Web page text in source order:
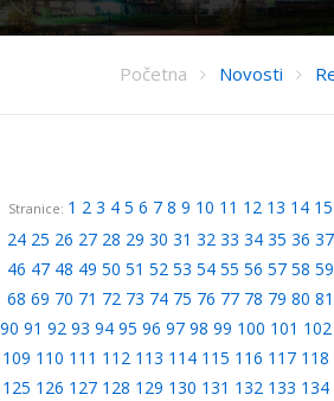
Početna Novosti
Stranice: 1 2 3 4 5 6 7 8 9 10 11 12 13 14 15
24 25 26 27 28 29 30 31 32 33 34 35 36 37
46 47 48 49 50 51 52 53 54 55 56 57 58 59
68 69 70 71 72 73 74 75 76 77 78 79 80 81
90 91 92 93 94 95 96 97 98 99 100 101 102
109 110 111 112 113 114 115 116 117 118
125 126 127 128 129 130 131 132 133 134